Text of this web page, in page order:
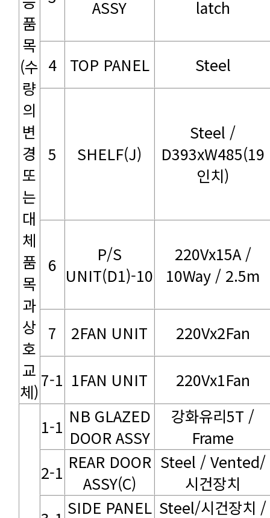
체)
ASSY latch
4 TOP PANEL Steel
5
SHELF(J)
인치)
6 UNIT(D1)-10 10Way / 2.5m
7 2FAN UNIT 220Vx2Fan
7-1 1FAN UNIT 220Vx1Fan
1-1 DOOR ASSY
Frame
2-1
ASSY(C)
시건장치